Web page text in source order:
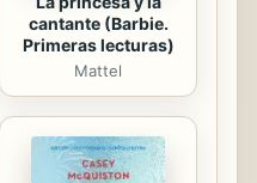
cantante (Barbie.
Primeras lecturas)
Mattel